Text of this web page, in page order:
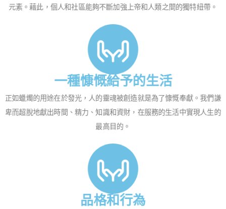
元素。藉此，個人和社區能夠不斷加強上帝和人類之間的獨特紐帶。
一種慷慨給予的生活
正如蠟燭的用途在於發光，人的靈魂被創造就是為了慷慨奉獻。我們謙
卑而超脫地獻出時間、精力、知識和資財，在服務的生活中實現人生的
最高目的。
品格和行為